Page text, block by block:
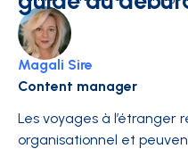
Magali Sire
Content manager
Les voyages à l’étranger
organisationnel et